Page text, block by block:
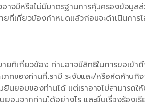
จมีหรือไม่มีมาตรฐานการคุ้มครองข้อมูลส่
ที่เกี่ยวข้องกำหนดแล้วก่อนจะดำเนินการ
เกี่ยวข้อง ท่านอาจมีสิทธิในการขอเข้า
ทของท่านที่เรามี ระงับและ/หรือคัดค้านกิ
ยอมของท่านได้ แต่เราอาจไม่สามารถใ
อมจากท่านได้อย่างไร และยื่นเรื่องร้อง